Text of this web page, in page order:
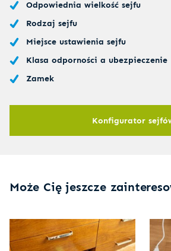
Odpowiednia wielkość sejfu
Rodzaj sejfu
Miejsce ustawienia sejfu
Klasa odporności a ubezpieczenie
Zamek
Konfigurator
Może Cię jeszcze